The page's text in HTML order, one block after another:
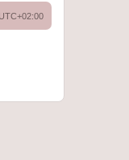
UTC+02:00